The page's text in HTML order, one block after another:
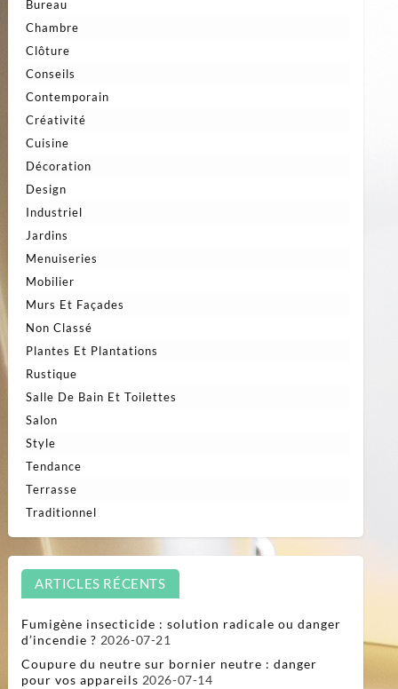
Bureau
Chambre
Clôture
Conseils
Contemporain
Créativité
Cuisine
Décoration
Design
Industriel
Jardins
Menuiseries
Mobilier
Murs Et Façades
Non Classé
Plantes Et Plantations
Rustique
Salle De Bain Et Toilettes
Salon
Style
Tendance
Terrasse
Traditionnel
ARTICLES RÉCENTS
Fumigène insecticide : solution radicale ou danger
d’incendie ? 2026-07-21
Coupure du neutre sur bornier neutre : danger
pour vos appareils 2026-07-14